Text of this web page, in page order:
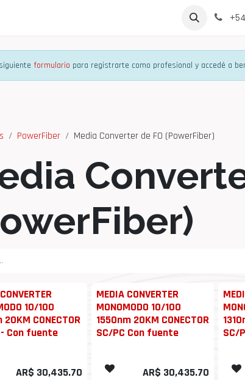
Lista de
formulario para registrarte como profesional y accedé a
PowerFiber Media Converter de FO (PowerFiber)
10/100
20KM CONECTOR
- Con fuente
AR$ 30,435.70
MEDIA CONVERTER
MONOMODO 10/100
1550nm 20KM CONECTOR
SC/PC Con fuente
AR$ 30,435.70
SC/